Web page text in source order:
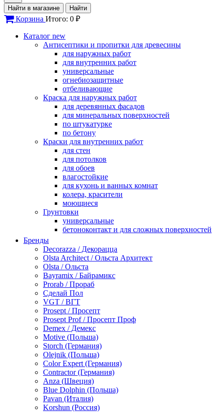
Найти в магазине Найти
Корзина Итого: 0 ₽
Каталог new
Антисептики и пропитки для древесины
для наружных работ
для внутренних работ
универсальные
огнебиозащитные
отбеливающие
Краска для наружных работ
для деревянных фасадов
для минеральных поверхностей
по штукатурке
по бетону
Краски для внутренних работ
для стен
для потолков
для обоев
влагостойкие
для кухонь и ванных комнат
колера, красители
моющиеся
Грунтовки
универсальные
бетоноконтакт и для сложных поверхностей
по металлу
антикорозийные
под декоративные штукатурки
для гипсокартона
под штукатурку
Герметик
акриловые
силиконовые универсальные, нейтральные
силиконовые санитарные (антигрибковые)
шовные для срубов
для кровли
для каминов
полиуретановые
Декоративные штукатурки и краски
краски для декора, патина
мокрый шелк
венецианские (эффект мрамора)
песок (эффект песчаных вихрей)
декоративная шпаклевка
Бренды
Decorazza / Декорацца
Olsta Architect / Ольста Архитект
Olsta / Ольста
Bayramix / Байрамикс
Prorab / Прораб
Сделай Пол
VGT / ВГТ
Prosept / Просепт
Prosept Prof / Просепт Проф
Demex / Демекс
Motive (Польша)
Storch (Германия)
Olejnik (Польша)
Color Expert (Германия)
Contractor (Германия)
Anza (Швеция)
Blue Dolphin (Польша)
Pavan (Италия)
Korshun (Россия)